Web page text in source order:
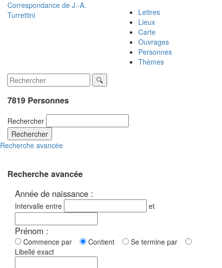
Correspondance de J.-A.
Turrettini
Lettres
Lieux
Carte
Ouvrages
Personnes
Thèmes
7819 Personnes
Rechercher
Rechercher
Recherche avancée
Recherche avancée
Année de naissance :
Intervalle entre et
Prénom :
Commence par Contient
Se termine par
Libellé exact